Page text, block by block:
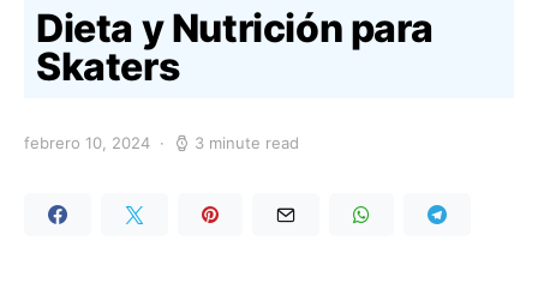
Dieta y Nutrición para
Skaters
febrero 10, 2024 3 minute read